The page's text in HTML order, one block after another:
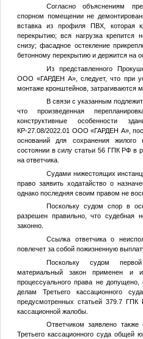
Согласно объяснениям
спорном помещении не
вставка из профиля ПВХ, которая
перекрытию; вся нагрузка крепится
снизу; фасадное остекление
бетонному перекрытию и держится на
Из представленного
ООО «ГАРДЕН А», следует, что при
монтаже кронштейнов, затрагиваются
В связи с указанным
что произведенная
конструктивные особенности
КР-27.08/2022.01 ООО «ГАРДЕН А»,
оснований для сохранения жилого
состоянии в силу статьи 56 ГПК РФ в
на ответчика.
Судами нижестоящих
право заявить ходатайство о
однако последняя своим правом не
Поскольку судом спор в
разрешен правильно, что судебная
законно.
Ссылка ответчика о
повлечет за собой пожизненную
Поскольку судом
материальный закон применен и
процессуального права не допущено,
делам Третьего кассационного
предусмотренных статьей 379.7 ГПК
кассационной жалобы.
Ответчиком заявлено
Третьего кассационного суда общей